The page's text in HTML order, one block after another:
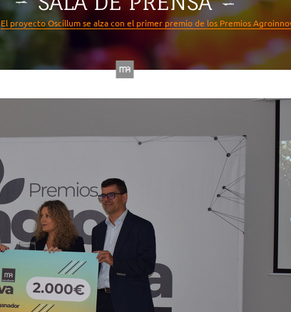
El proyecto Oscillum se alza con el primer premio de los Premios